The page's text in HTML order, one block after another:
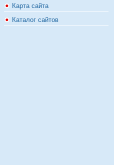
Карта сайта
Каталог сайтов